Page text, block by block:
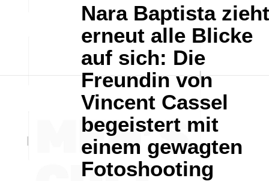
Nara Baptista zieht
erneut alle Blicke
auf sich: Die
Freundin von
Vincent Cassel
begeistert mit
einem gewagten
Fotoshooting